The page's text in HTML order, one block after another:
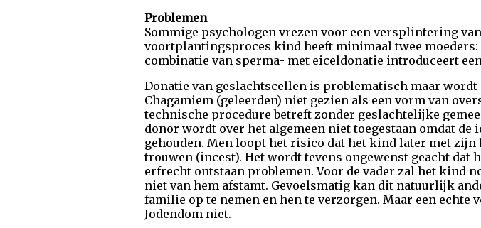
Problemen
Sommige psychologen vrezen voor een versplintering
voortplantingsproces kind heeft minimaal twee moeders:
combinatie van sperma- met eiceldonatie introduceert
Donatie van geslachtscellen is problematisch maar wordt
Chagamiem (geleerden) niet gezien als een vorm van
technische procedure betreft zonder geslachtelijke
donor wordt over het algemeen niet toegestaan omdat
gehouden. Men loopt het risico dat het kind later met
trouwen (incest). Het wordt tevens ongewenst geacht
erfrecht ontstaan problemen. Voor de vader zal het kind
niet van hem afstamt. Gevoelsmatig kan dit natuurlijk
familie op te nemen en hen te verzorgen. Maar een echte
Jodendom niet.